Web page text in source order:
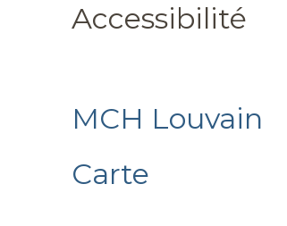
Accessibilité
MCH Louvain
Carte